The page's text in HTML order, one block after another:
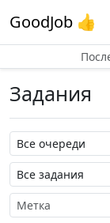
GoodJob 👍
Задания
Название
Название
Метка